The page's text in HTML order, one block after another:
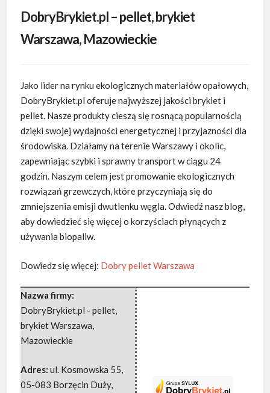
DobryBrykiet.pl – pellet, brykiet
Warszawa, Mazowieckie
Jako lider na rynku ekologicznych materiałów opałowych,
DobryBrykiet.pl oferuje najwyższej jakości brykiet i
pellet. Nasze produkty cieszą się rosnącą popularnością
dzięki swojej wydajności energetycznej i przyjazności dla
środowiska. Działamy na terenie Warszawy i okolic,
zapewniając szybki i sprawny transport w ciągu 24
godzin. Naszym celem jest promowanie ekologicznych
rozwiązań grzewczych, które przyczyniają się do
zmniejszenia emisji dwutlenku węgla. Odwiedź nasz blog,
aby dowiedzieć się więcej o korzyściach płynących z
używania biopaliw.
Dowiedz się więcej: Dobry pellet Warszawa
Nazwa firmy:
DobryBrykiet.pl - pellet,
brykiet Warszawa,
Mazowieckie
Adres: ul. Kosmowska 55
05-083 Borzęcin Duży,